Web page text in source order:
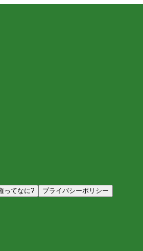
ってなに? プライバシーポリシー